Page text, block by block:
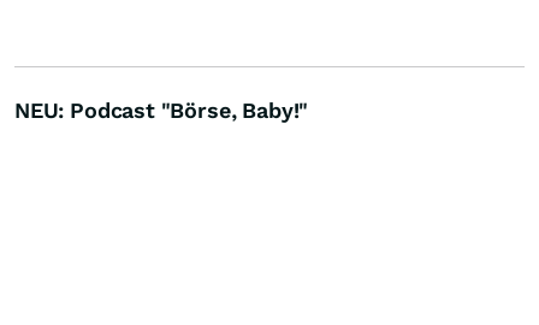
NEU: Podcast "Börse, Baby!"